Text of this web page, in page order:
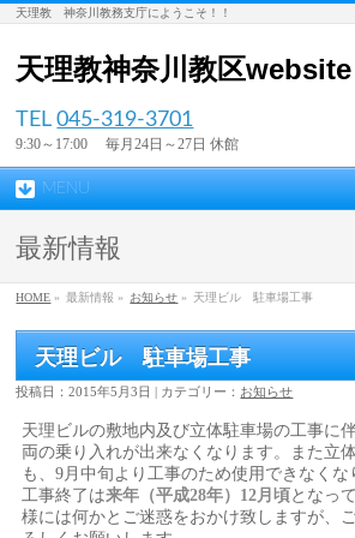
天理教 神奈川教務支庁にようこそ！！
天理教神奈川教区website
TEL045-319-3701
9:30～17:00 毎月24日～27日 休館
MENU
最新情報
HOME » 最新情報 » お知らせ » 天理ビル 駐車場工事
天理ビル 駐車場工事
投稿日：2015年5月3日 | カテゴリー： お知らせ
天理ビルの敷地内及び立体駐車場の工事に
両の乗り入れが出来なくなります。また立
も、9月中旬より工事のため使用できなくな
工事終了は来年（平成28年）12月頃となっ
様には何かとご迷惑をおかけ致しますが、